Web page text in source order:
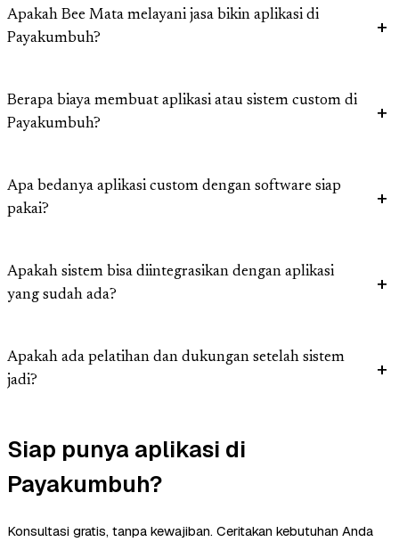
Apakah Bee Mata melayani jasa bikin aplikasi di
Payakumbuh?
Berapa biaya membuat aplikasi atau sistem custom di
Payakumbuh?
Apa bedanya aplikasi custom dengan software siap
pakai?
Apakah sistem bisa diintegrasikan dengan aplikasi
yang sudah ada?
Apakah ada pelatihan dan dukungan setelah sistem
jadi?
Siap punya aplikasi di
Payakumbuh?
Konsultasi gratis, tanpa kewajiban. Ceritakan kebutuhan Anda